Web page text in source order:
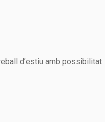
d’estiu amb possibilitat